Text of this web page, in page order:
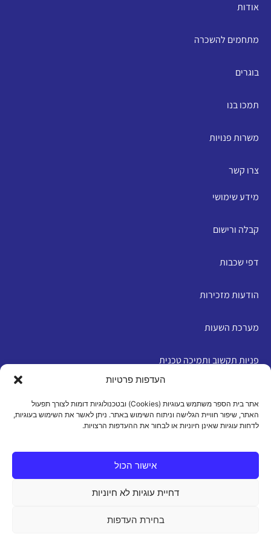
העדפות פרטיות
אתר בית הספר משתמש בעוגיות (Cookies) ובטכנולוגיות דומות לצורך תפעול
האתר, שיפור חוויית הגלישה וניתוח השימוש באתר. ניתן לאשר את השימוש בעוגיות,
לדחות עוגיות שאינן חיוניות או לבחור את ההעדפות הרצויות.
אישור הכול
דחיית עוגיות לא חיוניות
בחירת העדפות
אודות
מתחמים להשכרה
בוגרים
תמכו בנו
משרות פנויות
צרו קשר
מידע שימושי
קבלה ורישום
דפי שכבות
הודעות מזכירות
מערכת השעות
פניות תקשוב ותמיכה טכנית
מדיניות פרטיות|תנאי שימוש|הצהרת נגישות|מדיניות
עוגיות